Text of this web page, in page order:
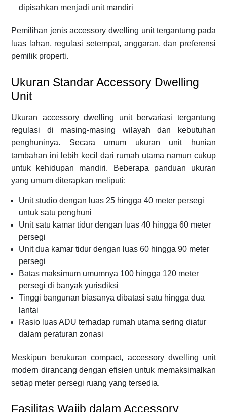
dipisahkan menjadi unit mandiri
Pemilihan jenis accessory dwelling unit tergantung pada
luas lahan, regulasi setempat, anggaran, dan preferensi
pemilik properti.
Ukuran Standar Accessory Dwelling
Unit
Ukuran accessory dwelling unit bervariasi tergantung
regulasi di masing-masing wilayah dan kebutuhan
penghuninya. Secara umum ukuran unit hunian
tambahan ini lebih kecil dari rumah utama namun cukup
untuk kehidupan mandiri. Beberapa panduan ukuran
yang umum diterapkan meliputi:
Unit studio dengan luas 25 hingga 40 meter persegi
untuk satu penghuni
Unit satu kamar tidur dengan luas 40 hingga 60 meter
persegi
Unit dua kamar tidur dengan luas 60 hingga 90 meter
persegi
Batas maksimum umumnya 100 hingga 120 meter
persegi di banyak yurisdiksi
Tinggi bangunan biasanya dibatasi satu hingga dua
lantai
Rasio luas ADU terhadap rumah utama sering diatur
dalam peraturan zonasi
Meskipun berukuran compact, accessory dwelling unit
modern dirancang dengan efisien untuk memaksimalkan
setiap meter persegi ruang yang tersedia.
Fasilitas Wajib dalam Accessory